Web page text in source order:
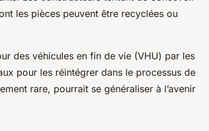
les pièces peuvent être recyclées ou
des véhicules en fin de vie (VHU) par les
pour les réintégrer dans le processus de
rare, pourrait se généraliser à l’avenir